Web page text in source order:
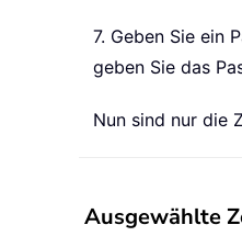
7. Geben Sie ein
geben Sie das
Nun sind nur die
Ausgewählte